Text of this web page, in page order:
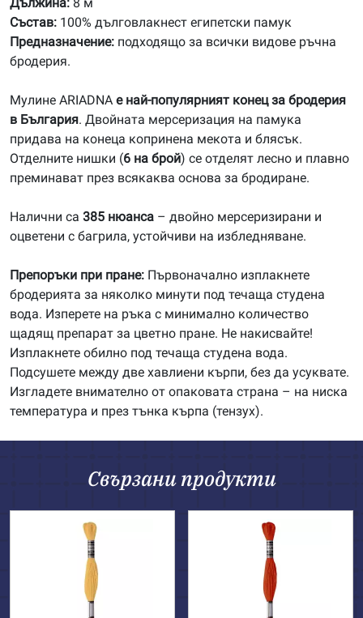
Състав: 100% дълговлакнест египетски памук
Предназначение: подходящо за всички видове ръчна
бродерия.
Мулине ARIADNA е най-популярният конец за бродерия
в България. Двойната мерсеризация на памука
придава на конеца копринена мекота и блясък.
Отделните нишки (6 на брой) се отделят лесно и плавно
преминават през всякаква основа за бродиране.
Налични са 385 нюанса – двойно мерсеризирани и
оцветени с багрила, устойчиви на избледняване.
Препоръки при пране: Първоначално изплакнете
бродерията за няколко минути под течаща студена
вода. Изперете на ръка с минимално количество
щадящ препарат за цветно пране. Не накисвайте!
Изплакнете обилно под течаща студена вода.
Подсушете между две хавлиени кърпи, без да усуквате.
Изгладете внимателно от опаковата страна – на ниска
температура и през тънка кърпа (тензух).
Свързани продукти